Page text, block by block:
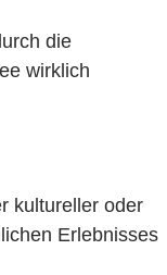
die
wirklich
kultureller oder
Erlebnisses